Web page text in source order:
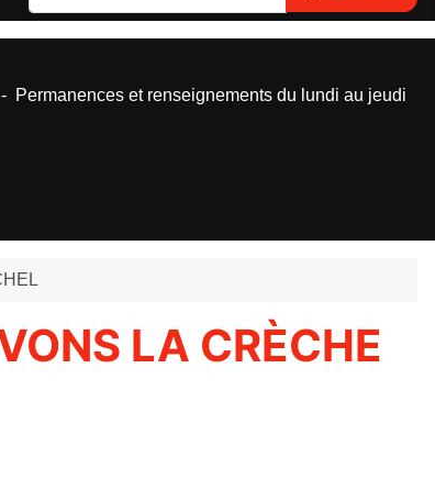
LA CRÈCHE
- Permanences et renseignements du lundi au jeudi